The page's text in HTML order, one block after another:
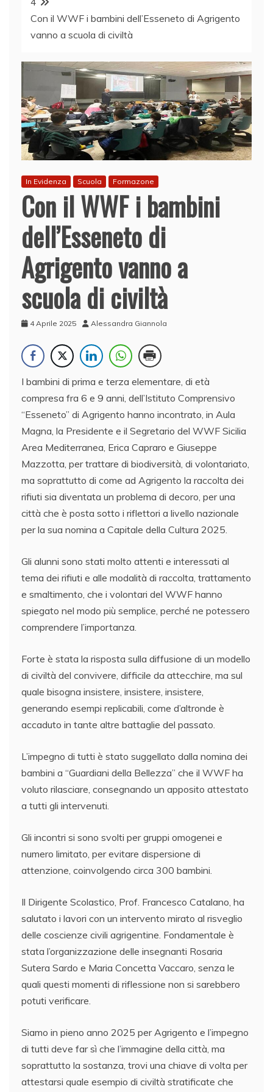
Con il WWF i bambini dell’Esseneto di Agrigento
vanno a scuola di civiltà
In Evidenza Scuola Formazone
Con il WWF i bambini
dell’Esseneto di
Agrigento vanno a
scuola di civiltà
4 Aprile 2025 Alessandra Giannola
I bambini di prima e terza elementare, di età
compresa fra 6 e 9 anni, dell’Istituto Comprensivo
“Esseneto” di Agrigento hanno incontrato, in Aula
Magna, la Presidente e il Segretario del WWF Sicilia
Area Mediterranea, Erica Capraro e Giuseppe
Mazzotta, per trattare di biodiversità, di volontariato,
ma soprattutto di come ad Agrigento la raccolta dei
rifiuti sia diventata un problema di decoro, per una
città che è posta sotto i riflettori a livello nazionale
per la sua nomina a Capitale della Cultura 2025.
Gli alunni sono stati molto attenti e interessati al
tema dei rifiuti e alle modalità di raccolta, trattamento
e smaltimento, che i volontari del WWF hanno
spiegato nel modo più semplice, perché ne potessero
comprendere l’importanza.
Forte è stata la risposta sulla diffusione di un modello
di civiltà del convivere, difficile da attecchire, ma sul
quale bisogna insistere, insistere, insistere,
generando esempi replicabili, come d’altronde è
accaduto in tante altre battaglie del passato.
L’impegno di tutti è stato suggellato dalla nomina dei
bambini a “Guardiani della Bellezza” che il WWF ha
voluto rilasciare, consegnando un apposito attestato
a tutti gli intervenuti.
Gli incontri si sono svolti per gruppi omogenei e
numero limitato, per evitare dispersione di
attenzione, coinvolgendo circa 300 bambini.
Il Dirigente Scolastico, Prof. Francesco Catalano, ha
salutato i lavori con un intervento mirato al risveglio
delle coscienze civili agrigentine. Fondamentale è
stata l’organizzazione delle insegnanti Rosaria
Sutera Sardo e Maria Concetta Vaccaro, senza le
quali questi momenti di riflessione non si sarebbero
potuti verificare.
Siamo in pieno anno 2025 per Agrigento e l’impegno
di tutti deve far sì che l’immagine della città, ma
soprattutto la sostanza, trovi una chiave di volta per
attestarsi quale esempio di civiltà stratificate che